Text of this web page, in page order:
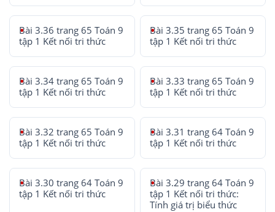
Bài 3.36 trang 65 Toán 9
tập 1 Kết nối tri thức
Bài 3.35 trang 65 Toán 9
tập 1 Kết nối tri thức
Bài 3.34 trang 65 Toán 9
tập 1 Kết nối tri thức
Bài 3.33 trang 65 Toán 9
tập 1 Kết nối tri thức
Bài 3.32 trang 65 Toán 9
tập 1 Kết nối tri thức
Bài 3.31 trang 64 Toán 9
tập 1 Kết nối tri thức
Bài 3.30 trang 64 Toán 9
tập 1 Kết nối tri thức
Bài 3.29 trang 64 Toán 9
tập 1 Kết nối tri thức:
Tính giá trị biểu thức